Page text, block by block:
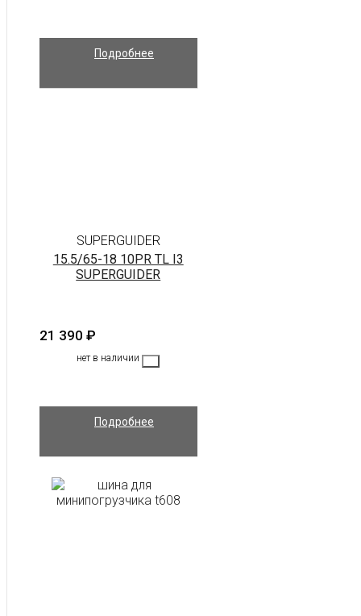
Подробнее
SUPERGUIDER
15.5/65-18 10PR TL I3
SUPERGUIDER
21 390 ₽
нет в наличии
Подробнее